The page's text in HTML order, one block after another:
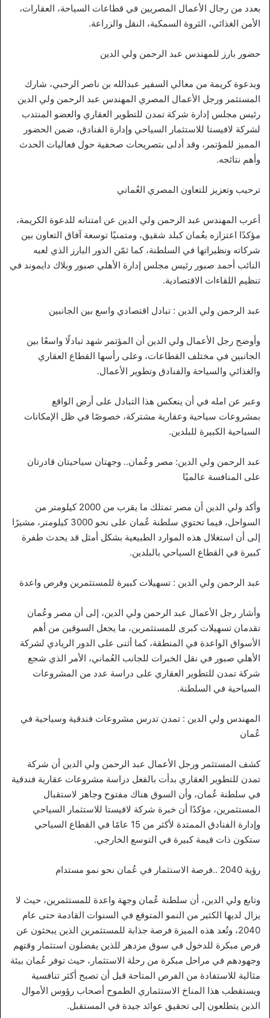
بعدد من رجال الأعمال المصريين في قطاعات السياحة، العقارات،
الأمن الغذائي، الثروة السمكية، النقل والزراعة.
حضور بارز للمهندس عبد الرحمن ولي الدين
وبدعوة كريمة من معالي السفير عبدالله بن ناصر الرحبي، شارك
المستثمر ورجل الأعمال المصري المهندس عبد الرحمن ولي الدين
رئيس مجلس إدارة شركة تمدن للتطوير العقاري والعضو المنتدب
لشركة لافيستا للاستثمار السياحي وإدارة الفنادق، ضمن الحضور
المميز للمؤتمر، وقد أدلى بتصريحات صحفية حول فعاليات الحدث
وأهم نتائجه.
ترحيب وتعزيز للتعاون المصري العُماني
أعرب المهندس عبد الرحمن ولي الدين عن امتنانه للدعوة الكريمة،
مؤكدًا اعتزازه بعُمان كبلد شقيق، ومتمنيًا توسعة آفاق التعاون بين
شركاته ونظيراتها في السلطنة، كما ثمّن الدور البارز الذي لعبه
النائب أحمد صبور رئيس مجلس إدارة الأهلي صبور وبلاك دايموند في
تنظيم اللقاءات الاقتصادية.
عبد الرحمن ولي الدين : تبادل اقتصادي واسع بين الجانبين
وأوضح رجل الأعمال ولي الدين أن المؤتمر شهد تبادلًا واسعًا بين
الجانبين في مختلف القطاعات، وعلى رأسها القطاع العقاري
والغذائي والسياحة والفنادق وتطوير الأعمال.
وعبر عن امله في أن ينعكس هذا التبادل على أرض الواقع
بمشروعات سياحية وعقارية مشتركة، خصوصًا في ظل الإمكانات
السياحية الكبيرة للبلدين.
عبد الرحمن ولي الدين: مصر وعُمان.. وجهتان سياحيتان قادرتان
على المنافسة عالميًا
وأكد ولي الدين أن مصر تمتلك ما يقرب من 2000 كيلومتر من
السواحل، فيما تحتوي سلطنة عُمان على نحو 3000 كيلومتر، مشيرًا
إلى أن استغلال هذه الموارد الطبيعية بشكل أمثل قد يحدث طفرة
كبيرة في القطاع السياحي بالبلدين.
عبد الرحمن ولي الدين : تسهيلات كبيرة للمستثمرين وفرص واعدة
وأشار رجل الأعمال عبد الرحمن ولي الدين، إلى أن مصر وعُمان
تقدمان تسهيلات كبرى للمستثمرين، ما يجعل السوقين من أهم
الأسواق الواعدة في المنطقة، كما أثنى على الدور الريادي لشركة
الأهلي صبور في نقل الخبرات للجانب العُماني، الأمر الذي شجع
شركة تمدن للتطوير العقاري على دراسة عدد من المشروعات
السياحية في السلطنة.
المهندس ولي الدين : تمدن تدرس مشروعات فندقية وسياحية في
عُمان
كشف المستثمر ورجل الأعمال عبد الرحمن ولي الدين أن شركة
تمدن للتطوير العقاري بدأت بالفعل دراسة مشروعات عقارية فندقية
في سلطنة عُمان، وأن السوق هناك مفتوح وجاهز لاستقبال
المستثمرين، مؤكدًا أن خبرة شركة لافيستا للاستثمار السياحي
وإدارة الفنادق الممتدة لأكثر من 15 عامًا في القطاع السياحي
ستكون ذات قيمة كبيرة في التوسع الخارجي.
رؤية 2040 ..فرصة الاستثمار في عُمان نحو نمو مستدام
وتابع ولي الدين، أن سلطنة عُمان وجهة واعدة للمستثمرين، حيث لا
يزال لديها الكثير من النمو المتوقع في السنوات القادمة حتى عام
2040، وتُعد هذه الميزة فرصة جذابة للمستثمرين الذين يبحثون عن
فرص مبكرة للدخول في سوق مزدهر للذين يفضلون استثمار وقتهم
وجهودهم في مراحل مبكرة من رحلة الاستثمار، حيث توفر عُمان بيئة
مثالية للاستفادة من الفرص المتاحة قبل أن تصبح أكثر تنافسية
ويستقطب هذا المناخ الاستثماري الطموح أصحاب رؤوس الأموال
الذين يتطلعون إلى تحقيق عوائد جيدة في المستقبل.